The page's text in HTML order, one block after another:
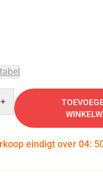
eindigt over 04: